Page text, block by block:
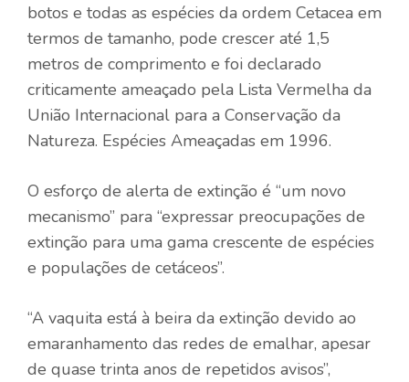
botos e todas as espécies da ordem Cetacea em
termos de tamanho, pode crescer até 1,5
metros de comprimento e foi declarado
criticamente ameaçado pela Lista Vermelha da
União Internacional para a Conservação da
Natureza. Espécies Ameaçadas em 1996.
O esforço de alerta de extinção é “um novo
mecanismo” para “expressar preocupações de
extinção para uma gama crescente de espécies
e populações de cetáceos”.
“A vaquita está à beira da extinção devido ao
emaranhamento das redes de emalhar, apesar
de quase trinta anos de repetidos avisos”,